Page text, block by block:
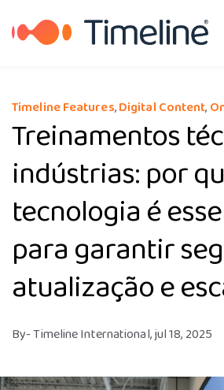
Português
Timeline Features,Digital Content,
Treinamentos
indústrias: por
tecnologia é
para garantir
atualização e
By- Timeline International,jul 18, 2025